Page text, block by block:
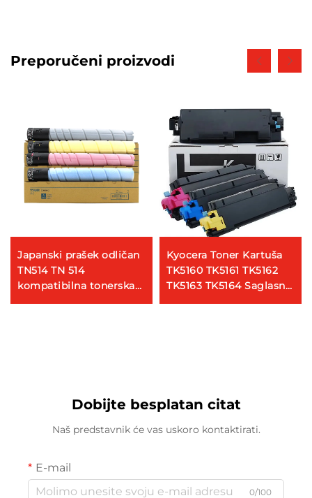
Preporučeni proizvodi
Japanski prašek odličan
TN514 TN 514
kompatibilna tonerska
kartuša za Konica
Kyocera Toner Kartuša
TK5160 TK5161 TK5162
TK5163 TK5164 Saglasna
Toner Kartuša za
Dobijte besplatan citat
Naš predstavnik će vas uskoro kontaktirati.
E-mail
0/100